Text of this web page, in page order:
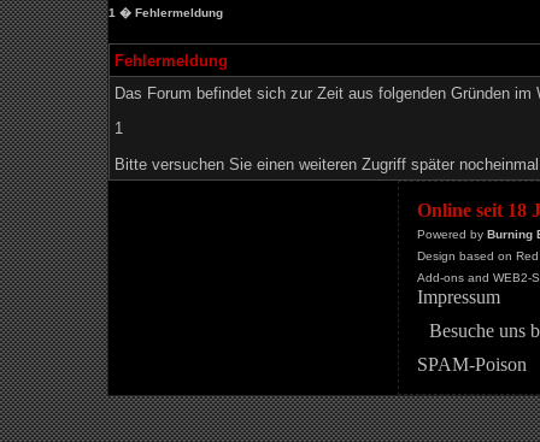
1 � Fehlermeldung
Fehlermeldung
Das Forum befindet sich zur Zeit aus folgenden Gründen im
1
Bitte versuchen Sie einen weiteren Zugriff später
Online seit 18
Powered by Burning
Design based on
Add-ons and WEB2-
Impressum
Besuche uns
SPAM-Poison